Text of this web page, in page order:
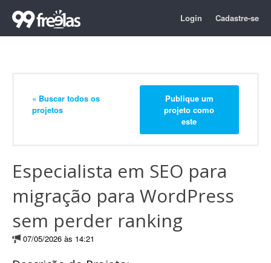
Login Cadastre-se
« Buscar todos os
projetos
Publique um
projeto como
este
Especialista em SEO para
migração para WordPress
sem perder ranking
07/05/2026 às 14:21